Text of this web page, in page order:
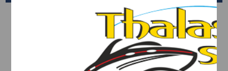
Είδη Αλιείας /
ΤΕΧΝΗΤΑ ΔΟΛΩΜΑΤΑ - ΤΣΑΠΑΡΙ - ΚΑΛΑΜΑΡΙΕΡΕΣ / ΚΑΛΑΜΑΡΙΕΡΕΣ /
NAKAZIMA NPK